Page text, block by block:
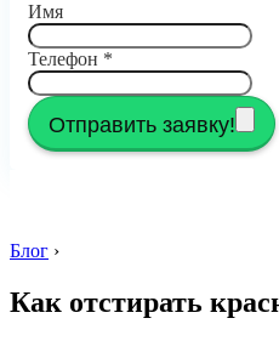
Имя
Телефон *
Отправить заявку!
Блог ›
Как отстирать